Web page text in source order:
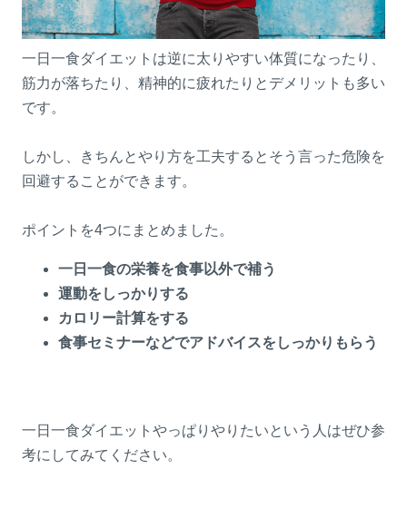
一日一食ダイエットは逆に太りやすい体質になったり、
筋力が落ちたり、精神的に疲れたりとデメリットも多い
です。
しかし、きちんとやり方を工夫するとそう言った危険を
回避することができます。
ポイントを4つにまとめました。
一日一食の栄養を食事以外で補う
運動をしっかりする
カロリー計算をする
食事セミナーなどでアドバイスをしっかりもらう
一日一食ダイエットやっぱりやりたいという人はぜひ参
考にしてみてください。